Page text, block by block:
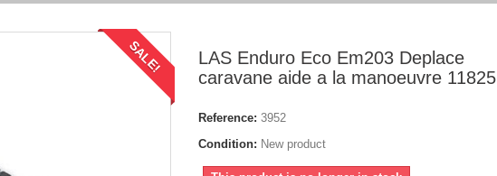
SALE!
LAS Enduro Eco Em203 Deplace
caravane aide a la manoeuvre 11825
Reference: 3952
Condition: New product